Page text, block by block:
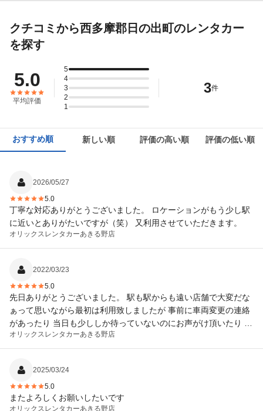
アクセス 秋川駅より徒歩で約15分（送迎なし）
住所
店舗詳細 店舗詳細ページはこちら
この店舗でレンタカーを探す
クチコミから西多摩郡日の出町のレンタカー
を探す
5.0
平均評価
5
4
3
2
1
3件
おすすめ順 新しい順 評価の高い順 評価の低い順
2026/05/27
5.0
丁寧な対応ありがとうございました。 ロケーションがもう少し駅
に近いとありがたいですが（笑） 又利用させていただきます。
オリックスレンタカーあきる野店
2022/03/23
5.0
先日ありがとうございました。 駅も駅からも遠い店舗で大変だな
ぁって思いながら最初は利用致しましたが 事前に車両変更の連絡
があったり 当日も少ししか待っていないのにお声がけ頂いたり 終
わったあともどうでした？など コミュニケーション取っていただ
き とてもご丁寧に対応して頂いたおかげで気持ちよくお借りする
オリックスレンタカーあきる野店
2025/03/24
5.0
またよろしくお願いしたいです
オリックスレンタカーあきる野店